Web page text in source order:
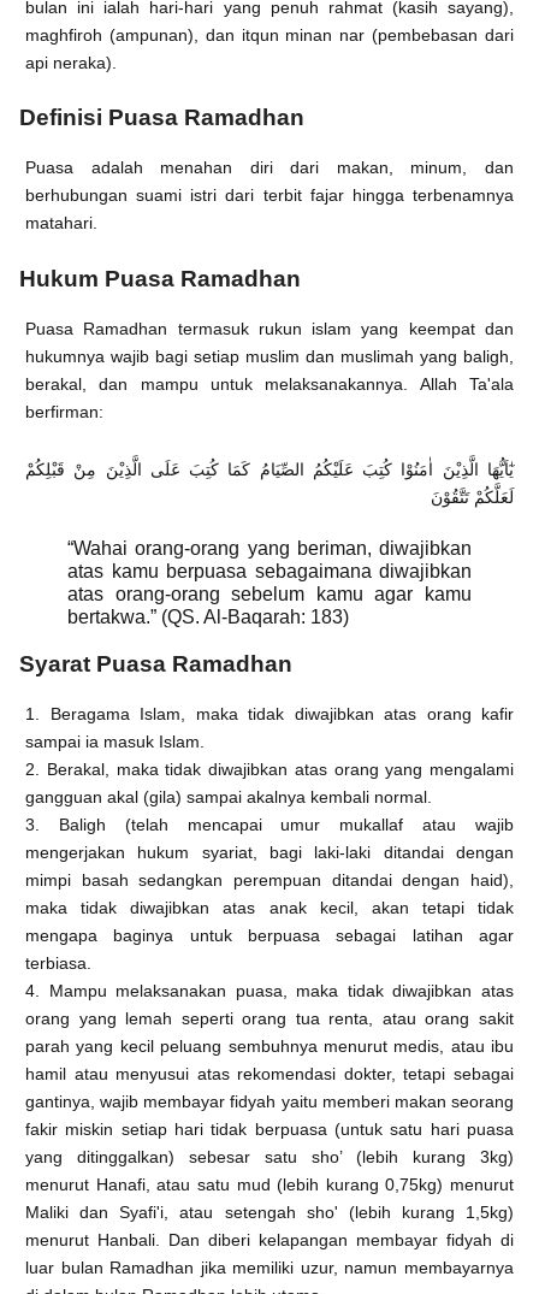
bulan ini ialah hari-hari yang penuh rahmat (kasih sayang),
maghfiroh (ampunan), dan itqun minan nar (pembebasan dari
api neraka).
Definisi Puasa Ramadhan
Puasa adalah menahan diri dari makan, minum, dan
berhubungan suami istri dari terbit fajar hingga terbenamnya
matahari.
Hukum Puasa Ramadhan
Puasa Ramadhan termasuk rukun islam yang keempat dan
hukumnya wajib bagi setiap muslim dan muslimah yang baligh,
berakal, dan mampu untuk melaksanakannya. Allah Ta'ala
berfirman:
يٰٓاَيُّهَا الَّذِيْنَ اٰمَنُوْا كُتِبَ عَلَيْكُمُ الصِّيَامُ كَمَا كُتِبَ عَلَى الَّذِيْنَ مِنْ قَبْلِكُمْ
لَعَلَّكُمْ تَتَّقُوْنَ
“Wahai orang-orang yang beriman, diwajibkan
atas kamu berpuasa sebagaimana diwajibkan
atas orang-orang sebelum kamu agar kamu
bertakwa.” (QS. Al-Baqarah: 183)
Syarat Puasa Ramadhan
1. Beragama Islam, maka tidak diwajibkan atas orang kafir
sampai ia masuk Islam.
2. Berakal, maka tidak diwajibkan atas orang yang mengalami
gangguan akal (gila) sampai akalnya kembali normal.
3. Baligh (telah mencapai umur mukallaf atau wajib
mengerjakan hukum syariat, bagi laki-laki ditandai dengan
mimpi basah sedangkan perempuan ditandai dengan haid),
maka tidak diwajibkan atas anak kecil, akan tetapi tidak
mengapa baginya untuk berpuasa sebagai latihan agar
terbiasa.
4. Mampu melaksanakan puasa, maka tidak diwajibkan atas
orang yang lemah seperti orang tua renta, atau orang sakit
parah yang kecil peluang sembuhnya menurut medis, atau ibu
hamil atau menyusui atas rekomendasi dokter, tetapi sebagai
gantinya, wajib membayar fidyah yaitu memberi makan seorang
fakir miskin setiap hari tidak berpuasa (untuk satu hari puasa
yang ditinggalkan) sebesar satu sho’ (lebih kurang 3kg)
menurut Hanafi, atau satu mud (lebih kurang 0,75kg) menurut
Maliki dan Syafi'i, atau setengah sho' (lebih kurang 1,5kg)
menurut Hanbali. Dan diberi kelapangan membayar fidyah di
luar bulan Ramadhan jika memiliki uzur, namun membayarnya